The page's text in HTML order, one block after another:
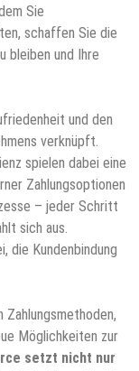
Sie
schaffen Sie die
bleiben und Ihre
und den
verknüpft.
spielen dabei eine
Zahlungsoptionen
– jeder Schritt
sich aus.
die Kundenbindung
Möglichkeiten zur
setzt nicht nur